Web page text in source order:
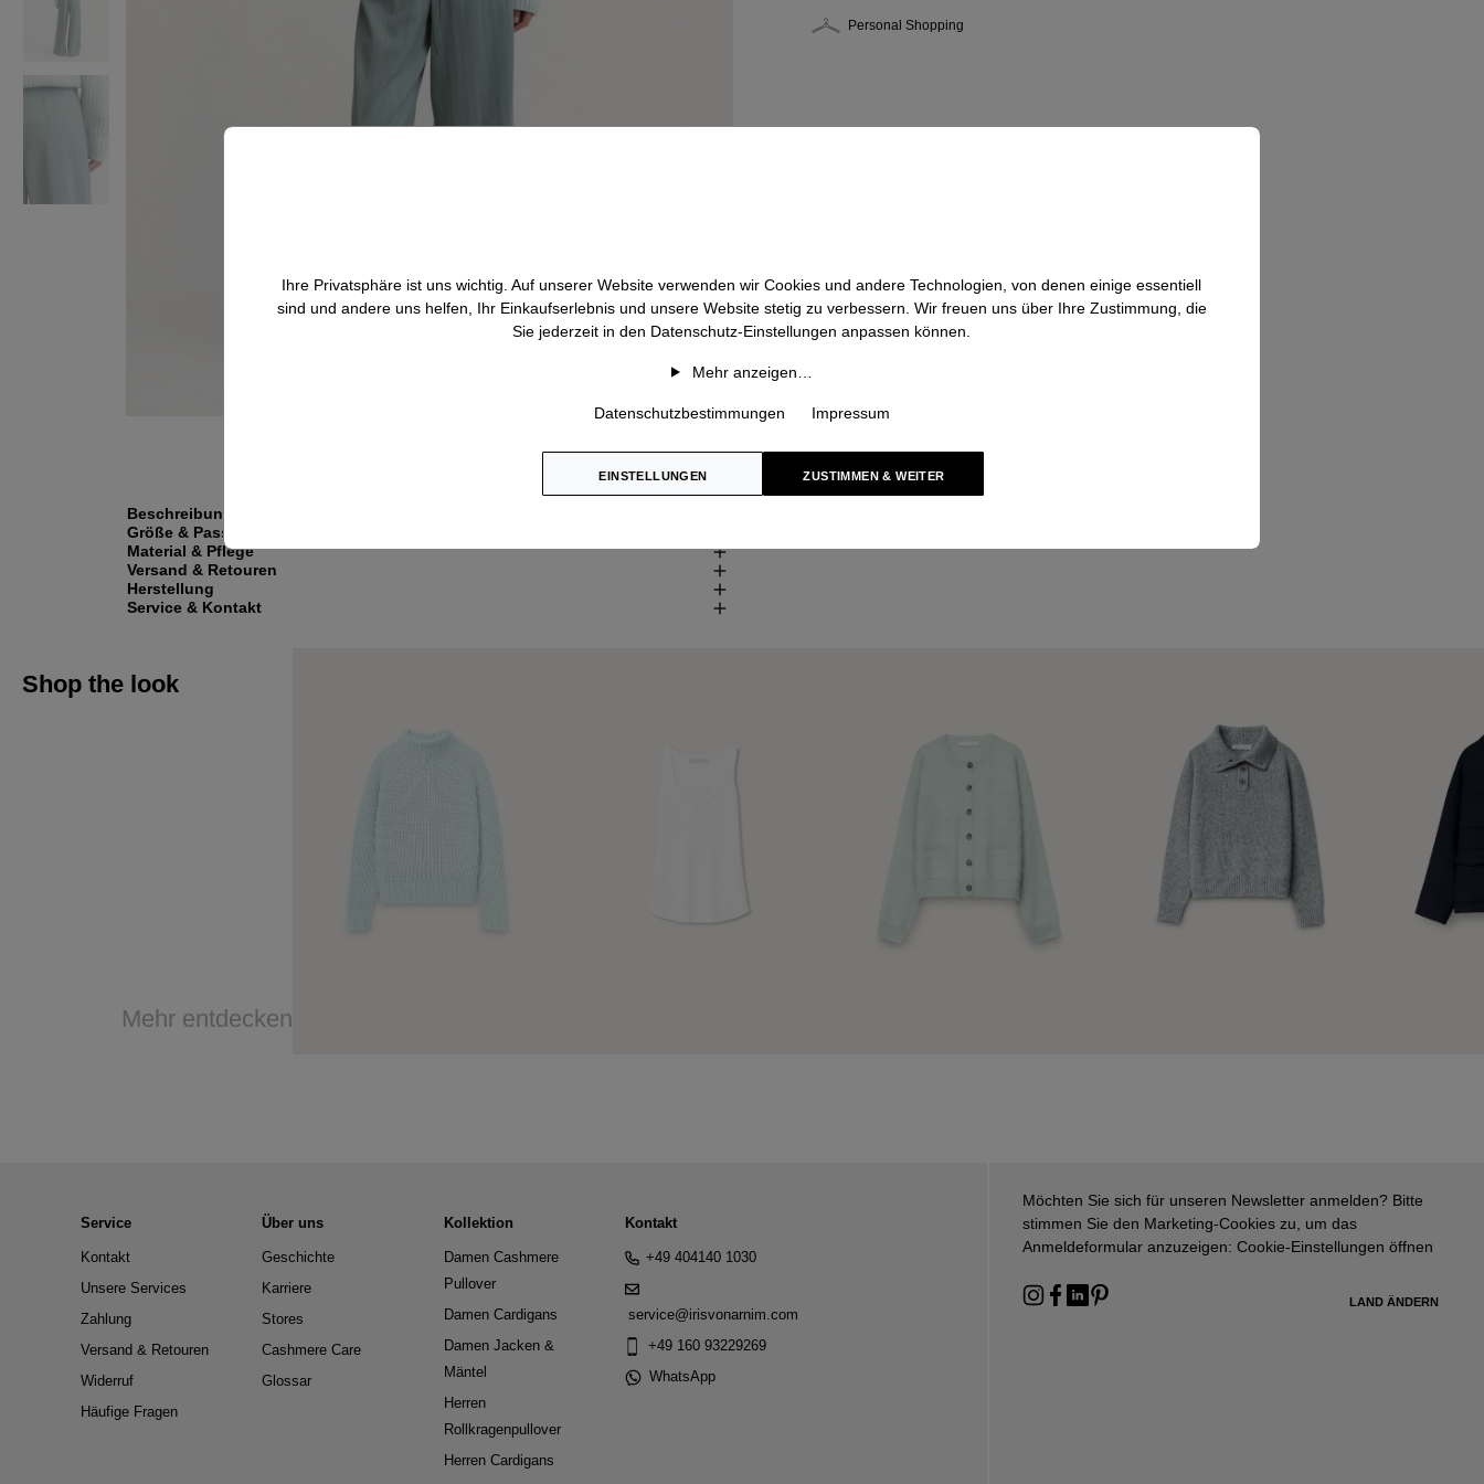
Personal Shopping
Beschreibung
Größe & Passform
Material & Pflege
Versand & Retouren
Herstellung
Service & Kontakt
Shop the look
Mehr entdecken
Service
Kontakt
Unsere Services
Zahlung
Versand & Retouren
Widerruf
Häufige Fragen
Über uns
Geschichte
Karriere
Stores
Cashmere Care
Glossar
Kollektion
Damen Cashmere
Pullover
Damen Cardigans
Damen Jacken &
Mäntel
Herren
Rollkragenpullover
Herren Cardigans
Kontakt
+49 404140 1030
service@irisvonarnim.com
+49 160 93229269
WhatsApp
Möchten Sie sich für unseren Newsletter anmelden? Bitte
stimmen Sie den Marketing-Cookies zu, um das
Anmeldeformular anzuzeigen: Cookie-Einstellungen öffnen
LAND ÄNDERN
Ihre Privatsphäre ist uns wichtig. Auf unserer Website verwenden wir Cookies und andere Technologien, von denen einige essentiell
sind und andere uns helfen, Ihr Einkaufserlebnis und unsere Website stetig zu verbessern. Wir freuen uns über Ihre Zustimmung, die
Sie jederzeit in den Datenschutz-Einstellungen anpassen können.
Mehr anzeigen…
Datenschutzbestimmungen Impressum
EINSTELLUNGEN ZUSTIMMEN & WEITER